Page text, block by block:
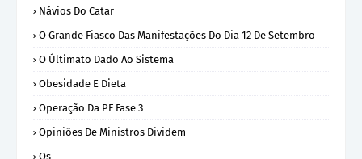
Návios Do Catar
O Grande Fiasco Das Manifestações Do Dia 12 De Setembro
O Últimato Dado Ao Sistema
Obesidade E Dieta
Operação Da PF Fase 3
Opiniões De Ministros Dividem
Os